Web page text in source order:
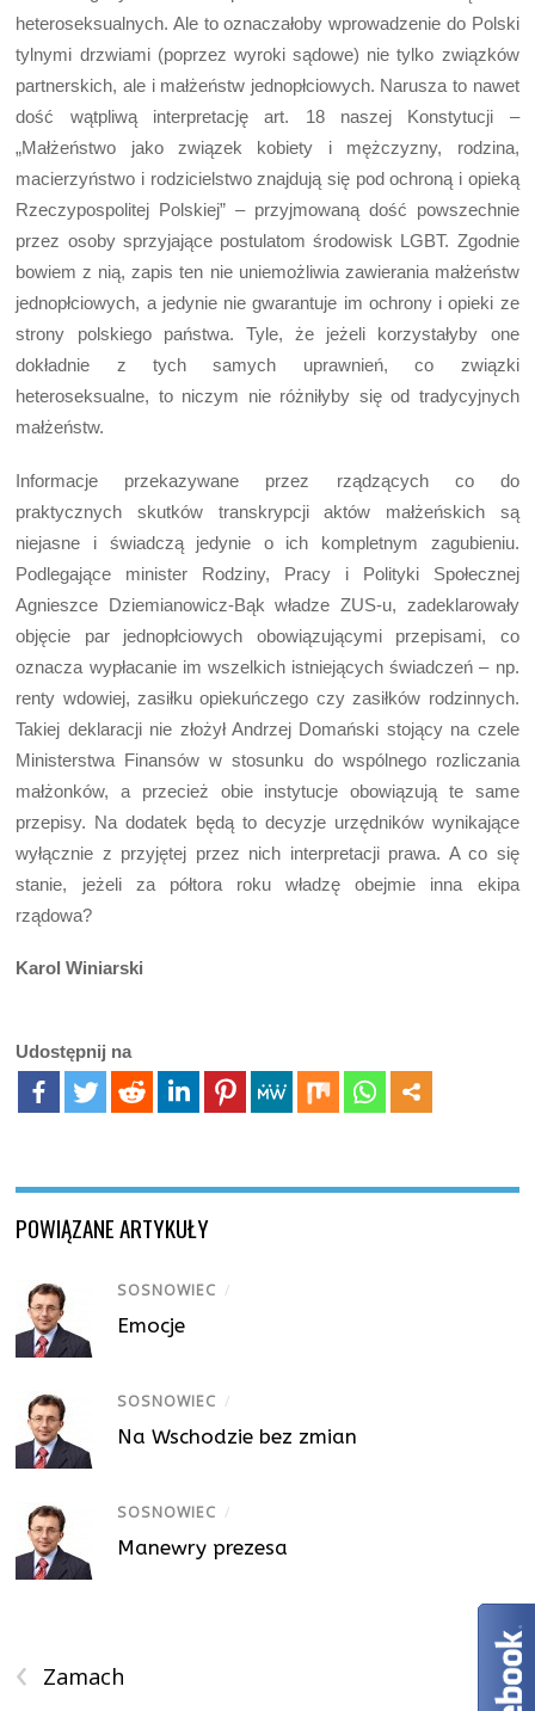
heteroseksualnych. Ale to oznaczałoby wprowadzenie do Polski
tylnymi drzwiami (poprzez wyroki sądowe) nie tylko związków
partnerskich, ale i małżeństw jednopłciowych. Narusza to nawet
dość wątpliwą interpretację art. 18 naszej Konstytucji –
„Małżeństwo jako związek kobiety i mężczyzny, rodzina,
macierzyństwo i rodzicielstwo znajdują się pod ochroną i opieką
Rzeczypospolitej Polskiej” – przyjmowaną dość powszechnie
przez osoby sprzyjające postulatom środowisk LGBT. Zgodnie
bowiem z nią, zapis ten nie uniemożliwia zawierania małżeństw
jednopłciowych, a jedynie nie gwarantuje im ochrony i opieki ze
strony polskiego państwa. Tyle, że jeżeli korzystałyby one
dokładnie z tych samych uprawnień, co związki
heteroseksualne, to niczym nie różniłyby się od tradycyjnych
małżeństw.
Informacje przekazywane przez rządzących co do
praktycznych skutków transkrypcji aktów małżeńskich są
niejasne i świadczą jedynie o ich kompletnym zagubieniu.
Podlegające minister Rodziny, Pracy i Polityki Społecznej
Agnieszce Dziemianowicz-Bąk władze ZUS-u, zadeklarowały
objęcie par jednopłciowych obowiązującymi przepisami, co
oznacza wypłacanie im wszelkich istniejących świadczeń – np.
renty wdowiej, zasiłku opiekuńczego czy zasiłków rodzinnych.
Takiej deklaracji nie złożył Andrzej Domański stojący na czele
Ministerstwa Finansów w stosunku do wspólnego rozliczania
małżonków, a przecież obie instytucje obowiązują te same
przepisy. Na dodatek będą to decyzje urzędników wynikające
wyłącznie z przyjętej przez nich interpretacji prawa. A co się
stanie, jeżeli za półtora roku władzę obejmie inna ekipa
rządowa?
Karol Winiarski
Udostępnij na
POWIĄZANE ARTYKUŁY
SOSNOWIEC /
Emocje
SOSNOWIEC /
Na Wschodzie bez zmian
SOSNOWIEC /
Manewry prezesa
‹ Zamach